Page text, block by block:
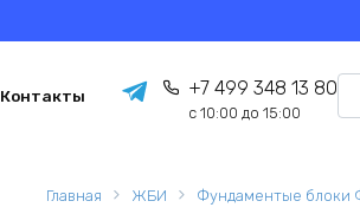
Контакты +7 499 348 13 80
с 10:00 до 15:00
Главная ЖБИ Фундаментые блоки